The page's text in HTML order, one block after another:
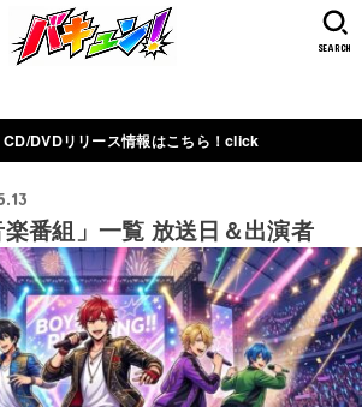
SEARCH
CD/DVDリリース情報はこちら！click
番組」一覧 放送日＆出演者